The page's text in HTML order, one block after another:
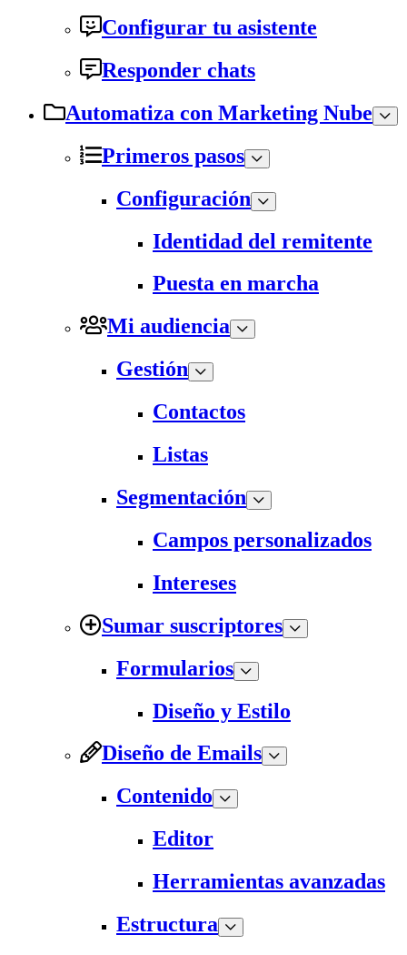
Configurar tu asistente
Responder chats
Automatiza con Marketing Nube
Primeros pasos
Configuración
Identidad del remitente
Puesta en marcha
Mi audiencia
Gestión
Contactos
Listas
Segmentación
Campos personalizados
Intereses
Sumar suscriptores
Formularios
Diseño y Estilo
Diseño de Emails
Contenido
Editor
Herramientas avanzadas
Estructura